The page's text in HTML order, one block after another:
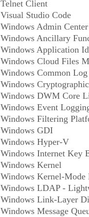
Telnet Client
Visual Studio Code
Windows Admin Center
Windows Ancillary
Windows Application
Windows Cloud Files
Windows Common
Windows
Windows DWM Core
Windows Event
Windows Filtering
Windows GDI
Windows Hyper-V
Windows Internet Key
Windows Kernel
Windows Kernel-Mode
Windows LDAP -
Windows Link-Layer
Windows Message